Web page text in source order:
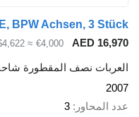
BPW Achsen, 3
AED
€4,000
≈ $4,622
نصف المقطورة شاحنة
المحاور 3